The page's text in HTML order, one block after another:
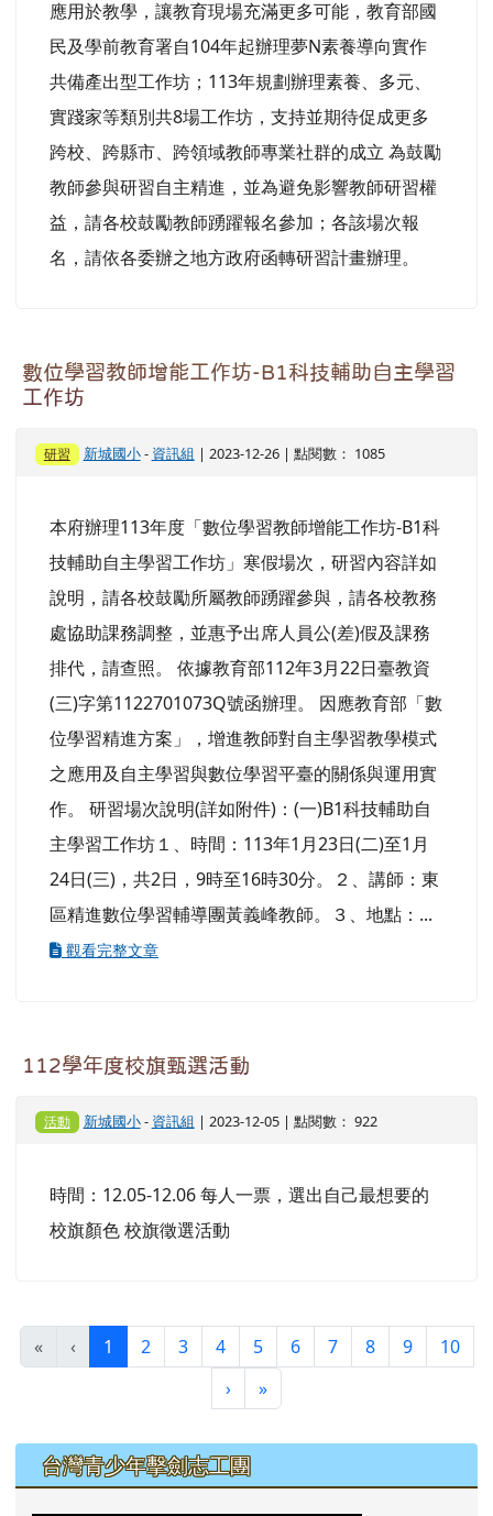
應用於教學，讓教育現場充滿更多可能，教育部國
民及學前教育署自104年起辦理夢N素養導向實作
共備產出型工作坊；113年規劃辦理素養、多元、
實踐家等類別共8場工作坊，支持並期待促成更多
跨校、跨縣市、跨領域教師專業社群的成立 為鼓勵
教師參與研習自主精進，並為避免影響教師研習權
益，請各校鼓勵教師踴躍報名參加；各該場次報
名，請依各委辦之地方政府函轉研習計畫辦理。
數位學習教師增能工作坊-B1科技輔助自主學習
工作坊
研習 新城國小- 資訊組 | 2023-12-26 | 點閱數： 1085
本府辦理113年度「數位學習教師增能工作坊-B1科
技輔助自主學習工作坊」寒假場次，研習內容詳如
說明，請各校鼓勵所屬教師踴躍參與，請各校教務
處協助課務調整，並惠予出席人員公(差)假及課務
排代，請查照。 依據教育部112年3月22日臺教資
(三)字第1122701073Q號函辦理。 因應教育部「數
位學習精進方案」，增進教師對自主學習教學模式
之應用及自主學習與數位學習平臺的關係與運用實
作。 研習場次說明(詳如附件)：(一)B1科技輔助自
主學習工作坊１、時間：113年1月23日(二)至1月
24日(三)，共2日，9時至16時30分。２、講師：東
區精進數位學習輔導團黃義峰教師。３、地點：...
觀看完整文章
112學年度校旗甄選活動
活動 新城國小- 資訊組 | 2023-12-05 | 點閱數： 922
時間：12.05-12.06 每人一票，選出自己最想要的
校旗顏色 校旗徵選活動
« ‹ 1 (目前頁次)
2 3 4 5 6 7 8 9
10
›下一頁
»最後頁
左邊區域內容
台灣青少年擊劍志工團